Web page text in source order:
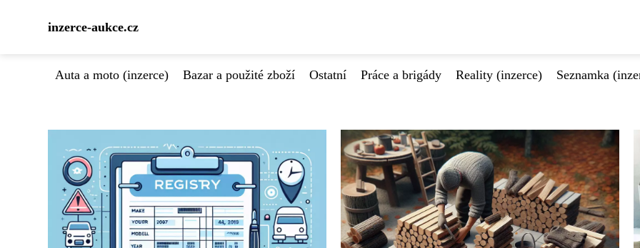
inzerce-aukce.cz
Auta a moto (inzerce) Bazar a použité zboží Ostatní Práce a brigády Reality (inzerce) Seznamka